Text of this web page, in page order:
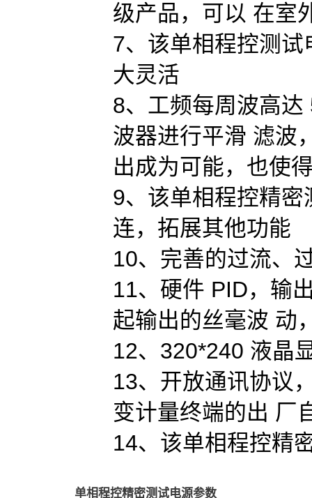
级产品，可以 在室
7、该单相程控测
大灵活
8、工频每周波高
波器进行平滑 滤波
出成为可能，也使
9、该单相程控精
连，拓展其他功能
10、完善的过流、
11、硬件 PID，输
起输出的丝毫波 动
12、320*240 液晶
13、开放通讯协议
变计量终端的出 厂
14、该单相程控精
单相程控精密测试电源参数